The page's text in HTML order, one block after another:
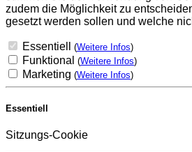
zudem die Möglichkeit zu
gesetzt werden sollen und welche
Essentiell (Weitere Infos)
Funktional (Weitere Infos)
Marketing (Weitere Infos)
Essentiell
Sitzungs-Cookie